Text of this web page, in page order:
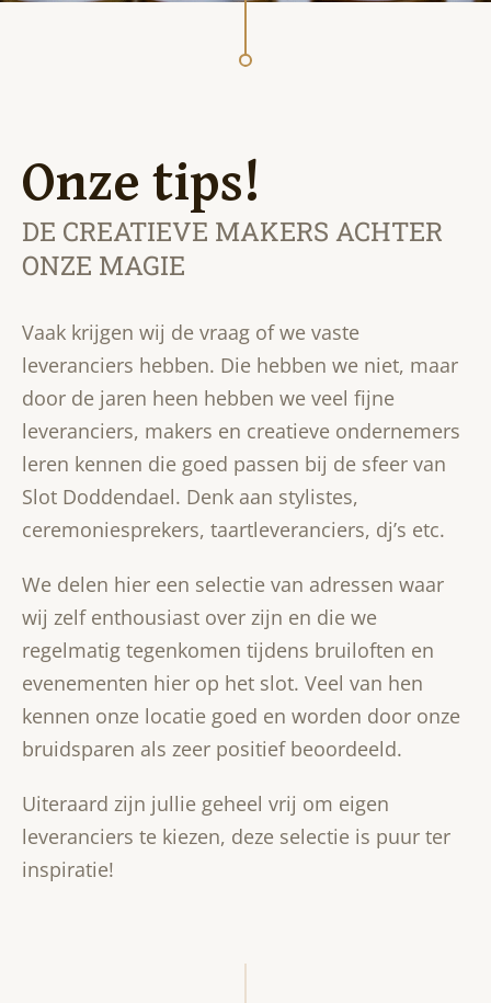
Onze tips!
DE CREATIEVE MAKERS ACHTER
ONZE MAGIE
Vaak krijgen wij de vraag of we vaste
leveranciers hebben. Die hebben we niet, maar
door de jaren heen hebben we veel fijne
leveranciers, makers en creatieve ondernemers
leren kennen die goed passen bij de sfeer van
Slot Doddendael. Denk aan stylistes,
ceremoniesprekers, taartleveranciers, dj’s etc.
We delen hier een selectie van adressen waar
wij zelf enthousiast over zijn en die we
regelmatig tegenkomen tijdens bruiloften en
evenementen hier op het slot. Veel van hen
kennen onze locatie goed en worden door onze
bruidsparen als zeer positief beoordeeld.
Uiteraard zijn jullie geheel vrij om eigen
leveranciers te kiezen, deze selectie is puur ter
inspiratie!